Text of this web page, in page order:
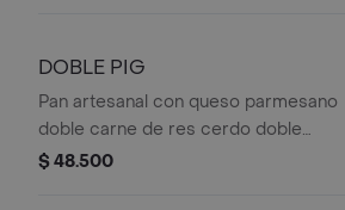
de la casa.
DOBLE PIG
Pan artesanal con queso parmesano
doble carne de res cerdo doble
queso cheddar doble tocineta alioli
$ 48.500